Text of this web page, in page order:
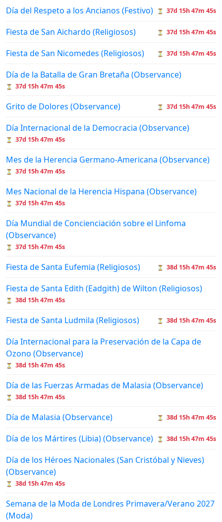
Día del Respeto a los Ancianos (Festivo) ⏳ 37d 15h 47m 45s
Fiesta de San Aichardo (Religiosos) ⏳ 37d 15h 47m 45s
Fiesta de San Nicomedes (Religiosos) ⏳ 37d 15h 47m 45s
Día de la Batalla de Gran Bretaña (Observance)
⏳ 37d 15h 47m 45s
Grito de Dolores (Observance) ⏳ 37d 15h 47m 45s
Día Internacional de la Democracia (Observance)
⏳ 37d 15h 47m 45s
Mes de la Herencia Germano-Americana (Observance)
⏳ 37d 15h 47m 45s
Mes Nacional de la Herencia Hispana (Observance)
⏳ 37d 15h 47m 45s
Día Mundial de Concienciación sobre el Linfoma
(Observance)
⏳ 37d 15h 47m 45s
Fiesta de Santa Eufemia (Religiosos) ⏳ 38d 15h 47m 45s
Fiesta de Santa Edith (Eadgith) de Wilton (Religiosos)
⏳ 38d 15h 47m 45s
Fiesta de Santa Ludmila (Religiosos) ⏳ 38d 15h 47m 45s
Día Internacional para la Preservación de la Capa de
Ozono (Observance)
⏳ 38d 15h 47m 45s
Día de las Fuerzas Armadas de Malasia (Observance)
⏳ 38d 15h 47m 45s
Día de Malasia (Observance) ⏳ 38d 15h 47m 45s
Día de los Mártires (Libia) (Observance) ⏳ 38d 15h 47m 45s
Día de los Héroes Nacionales (San Cristóbal y Nieves)
(Observance)
⏳ 38d 15h 47m 45s
Semana de la Moda de Londres Primavera/Verano 2027
(Moda)